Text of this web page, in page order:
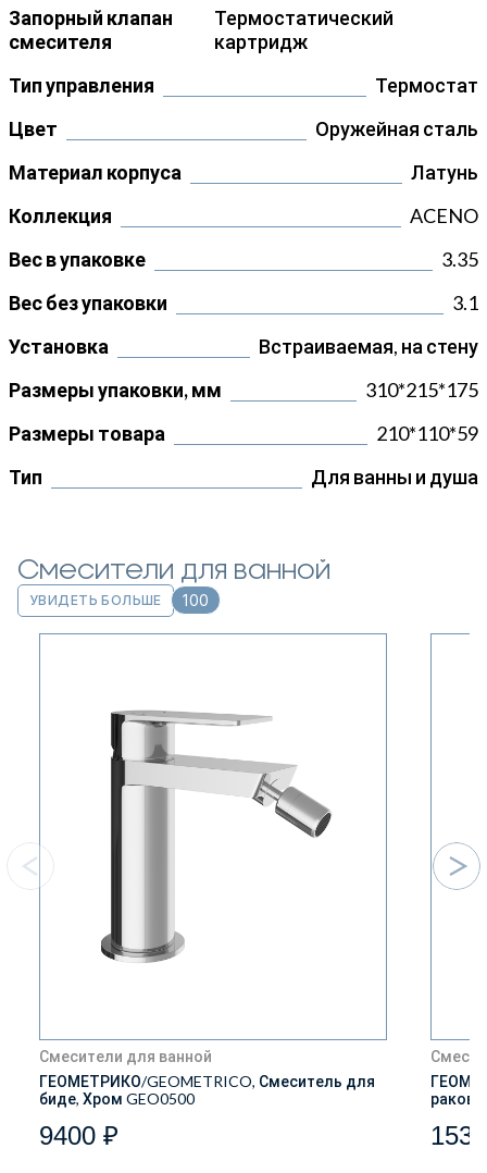
Запорный клапан
смесителя
Термостатический
картридж
Тип управления
Термостат
Цвет
Оружейная сталь
Материал корпуса
Латунь
Коллекция
ACENO
Вес в упаковке
3.35
Вес без упаковки
3.1
Установка
Встраиваемая, на стену
Размеры упаковки, мм
310*215*175
Размеры товара
210*110*59
Тип
Для ванны и душа
Смесители для ванной
УВИДЕТЬ БОЛЬШЕ 100
Смесители для ванной
ГЕОМЕТРИКО/GEOMETRICO, Смеситель для
биде, Хром GEO0500
9400 ₽